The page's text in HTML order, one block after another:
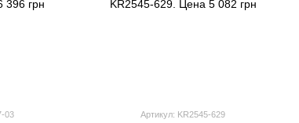
03 Артикул: KR2545-629